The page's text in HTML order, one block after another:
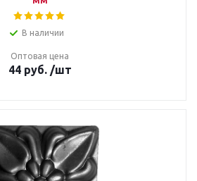
В наличии
Оптовая цена
44руб. /шт